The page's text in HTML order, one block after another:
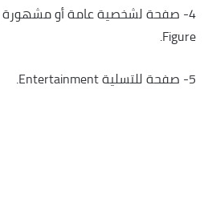
Figure.
5- صفحة للتسلية Entertainment.